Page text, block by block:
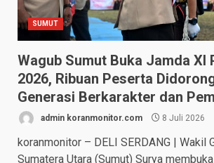
SUMUT
Wagub Sumut Buka Jamda XI
2026, Ribuan Peserta
Generasi Berkarakter dan
admin koranmonitor.com 8 Juli 2026
koranmonitor – DELI SERDANG | Wakil
Sumatera Utara (Sumut) Surya